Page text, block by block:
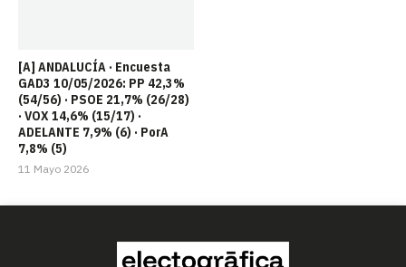
[A] ANDALUCÍA · Encuesta
GAD3 10/05/2026: PP 42,3%
(54/56) · PSOE 21,7% (26/28)
· VOX 14,6% (15/17) ·
ADELANTE 7,9% (6) · PorA
7,8% (5)
11 Mayo 2026